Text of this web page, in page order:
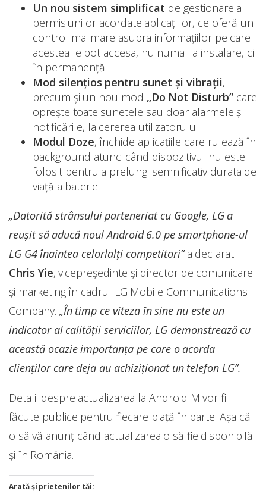
Un nou sistem simplificat de gestionare a
permisiunilor acordate aplicațiilor, ce oferă un
control mai mare asupra informațiilor pe care
acestea le pot accesa, nu numai la instalare, ci
în permanență
Mod silențios pentru sunet și vibrații,
precum și un nou mod „Do Not Disturb”care
oprește toate sunetele sau doar alarmele și
notificările, la cererea utilizatorului
Modul Doze, închide aplicațiile care rulează în
background atunci când dispozitivul nu este
folosit pentru a prelungi semnificativ durata de
viață a bateriei
„Datorită strânsului parteneriat cu Google, LG a
reușit să aducă noul Android 6.0 pe smartphone-ul
LG G4 înaintea celorlalți competitori”a declarat
Chris Yie, vicepreședinte și director de comunicare
și marketing în cadrul LG Mobile Communications
Company. „În timp ce viteza în sine nu este un
indicator al calității serviciilor, LG demonstrează cu
această ocazie importanța pe care o acorda
clienților care deja au achiziționat un telefon LG”.
Detalii despre actualizarea la Android M vor fi
făcute publice pentru fiecare piață în parte. Așa că
o să vă anunț când actualizarea o să fie disponibilă
și în România.
Arată și prietenilor tăi: